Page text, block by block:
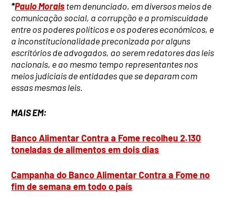
*Paulo Moraistem denunciado, em diversos meios de
comunicação social, a corrupção e a promiscuidade
entre os poderes políticos e os poderes económicos, e
a inconstitucionalidade preconizada por alguns
escritórios de advogados, ao serem redatores das leis
nacionais, e ao mesmo tempo representantes nos
meios judiciais de entidades que se deparam com
essas mesmas leis.
MAIS EM:
Banco Alimentar Contra a Fome recolheu 2.130
toneladas de alimentos em dois dias
Campanha do Banco Alimentar Contra a Fome no
fim de semana em todo o país